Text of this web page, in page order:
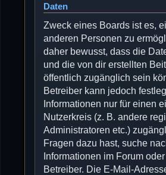
Daten
Zweck eines Boards ist es,
anderen Personen zu
daher bewusst, dass die
und die von dir erstellten
öffentlich zugänglich sein
Betreiber kann jedoch
Informationen nur für einen
Nutzerkreis (z. B. andere
Administratoren etc.)
Fragen dazu hast, suche
Informationen im Forum
Betreiber. Die E-Mail-